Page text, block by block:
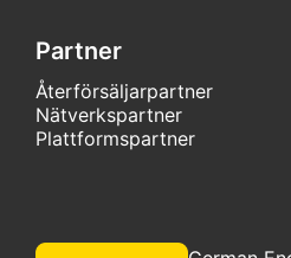
Partner
Återförsäljarpartner
Nätverkspartner
Plattformspartner